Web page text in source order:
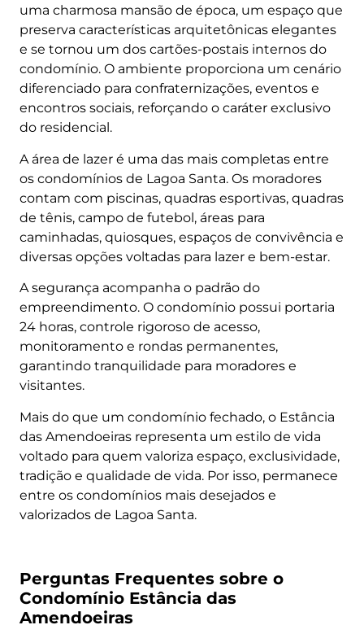
uma charmosa mansão de época, um espaço que
preserva características arquitetônicas elegantes
e se tornou um dos cartões-postais internos do
condomínio. O ambiente proporciona um cenário
diferenciado para confraternizações, eventos e
encontros sociais, reforçando o caráter exclusivo
do residencial.
A área de lazer é uma das mais completas entre
os condomínios de Lagoa Santa. Os moradores
contam com piscinas, quadras esportivas, quadras
de tênis, campo de futebol, áreas para
caminhadas, quiosques, espaços de convivência e
diversas opções voltadas para lazer e bem-estar.
A segurança acompanha o padrão do
empreendimento. O condomínio possui portaria
24 horas, controle rigoroso de acesso,
monitoramento e rondas permanentes,
garantindo tranquilidade para moradores e
visitantes.
Mais do que um condomínio fechado, o Estância
das Amendoeiras representa um estilo de vida
voltado para quem valoriza espaço, exclusividade,
tradição e qualidade de vida. Por isso, permanece
entre os condomínios mais desejados e
valorizados de Lagoa Santa.
Perguntas Frequentes sobre o
Condomínio Estância das
Amendoeiras